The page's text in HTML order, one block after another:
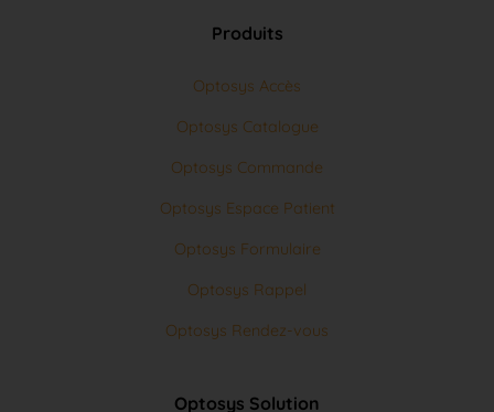
Optosys Catalogue
Optosys Commande
Optosys Espace Patient
Optosys Formulaire
Optosys Rappel
Optosys Rendez-vous